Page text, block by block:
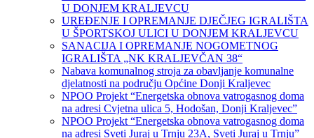
U DONJEM KRALJEVCU
UREĐENJE I OPREMANJE DJEČJEG IGRALIŠTA
U ŠPORTSKOJ ULICI U DONJEM KRALJEVCU
SANACIJA I OPREMANJE NOGOMETNOG
IGRALIŠTA „NK KRALJEVČAN 38“
Nabava komunalnog stroja za obavljanje komunalne
djelatnosti na području Općine Donji Kraljevec
NPOO Projekt “Energetska obnova vatrogasnog doma
na adresi Cvjetna ulica 5, Hodošan, Donji Kraljevec”
NPOO Projekt “Energetska obnova vatrogasnog doma
na adresi Sveti Juraj u Trnju 23A, Sveti Juraj u Trnju”